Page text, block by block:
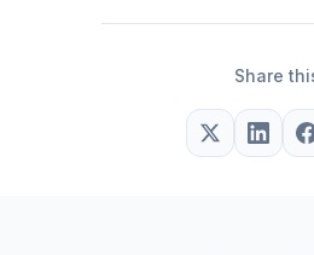
Share